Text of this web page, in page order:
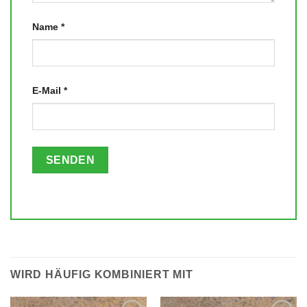
Name *
E-Mail *
WIRD HÄUFIG KOMBINIERT MIT